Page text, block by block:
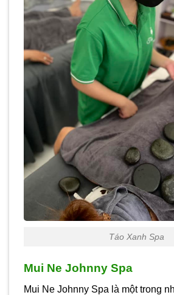
Táo Xanh Spa
Mui Ne Johnny Spa
Mui Ne Johnny Spa là một trong